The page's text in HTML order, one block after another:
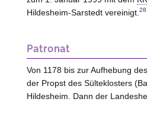
Hildesheim-Sarstedtvereinigt. 28
Patronat
Von 1178 bis zur Aufhebung
der Propst des Sülteklosters
Hildesheim. Dann der